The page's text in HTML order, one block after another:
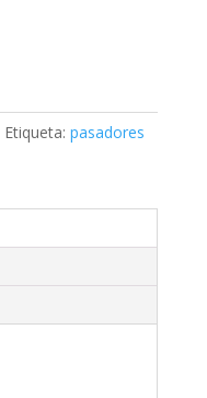
Etiqueta: pasadores